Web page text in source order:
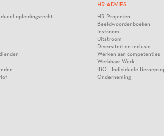
opleidingsrecht
HR ADVIES
HR Projecten
Beeldwoordenboeken
Instroom
Uitstroom
Diversiteit en inclusie
Werken aan competenties
Werkbaar Werk
IBO - Individuele
Onderneming